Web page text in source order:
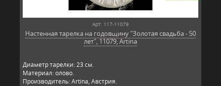
Арт: 117-11079
Настенная тарелка на годовщину "Золотая свадьба - 50
лет", 11079, Artina
Диаметр тарелки: 23 см.
Материал: олово.
Производитель: Artina, Австрия.